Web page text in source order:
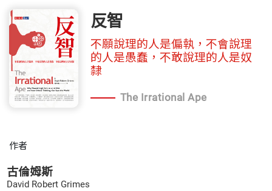
反智
不願說理的人是偏執，不會說理
的人是愚蠢，不敢說理的人是奴
隸
The Irrational Ape
作者
古倫姆斯
David Robert Grimes